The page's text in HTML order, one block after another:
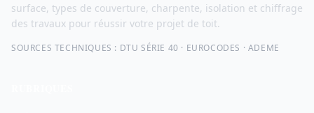
surface, types de couverture, charpente, isolation et chiffrage
des travaux pour réussir votre projet de toit.
SOURCES TECHNIQUES : DTU SÉRIE 40 · EUROCODES · ADEME